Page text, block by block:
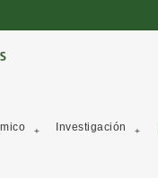
Investigación